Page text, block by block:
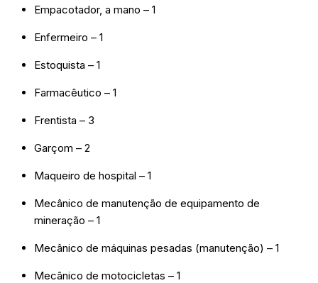
Empacotador, a mano – 1
Enfermeiro – 1
Estoquista – 1
Farmacêutico – 1
Frentista – 3
Garçom – 2
Maqueiro de hospital – 1
Mecânico de manutenção de equipamento de
mineração – 1
Mecânico de máquinas pesadas (manutenção) – 1
Mecânico de motocicletas – 1